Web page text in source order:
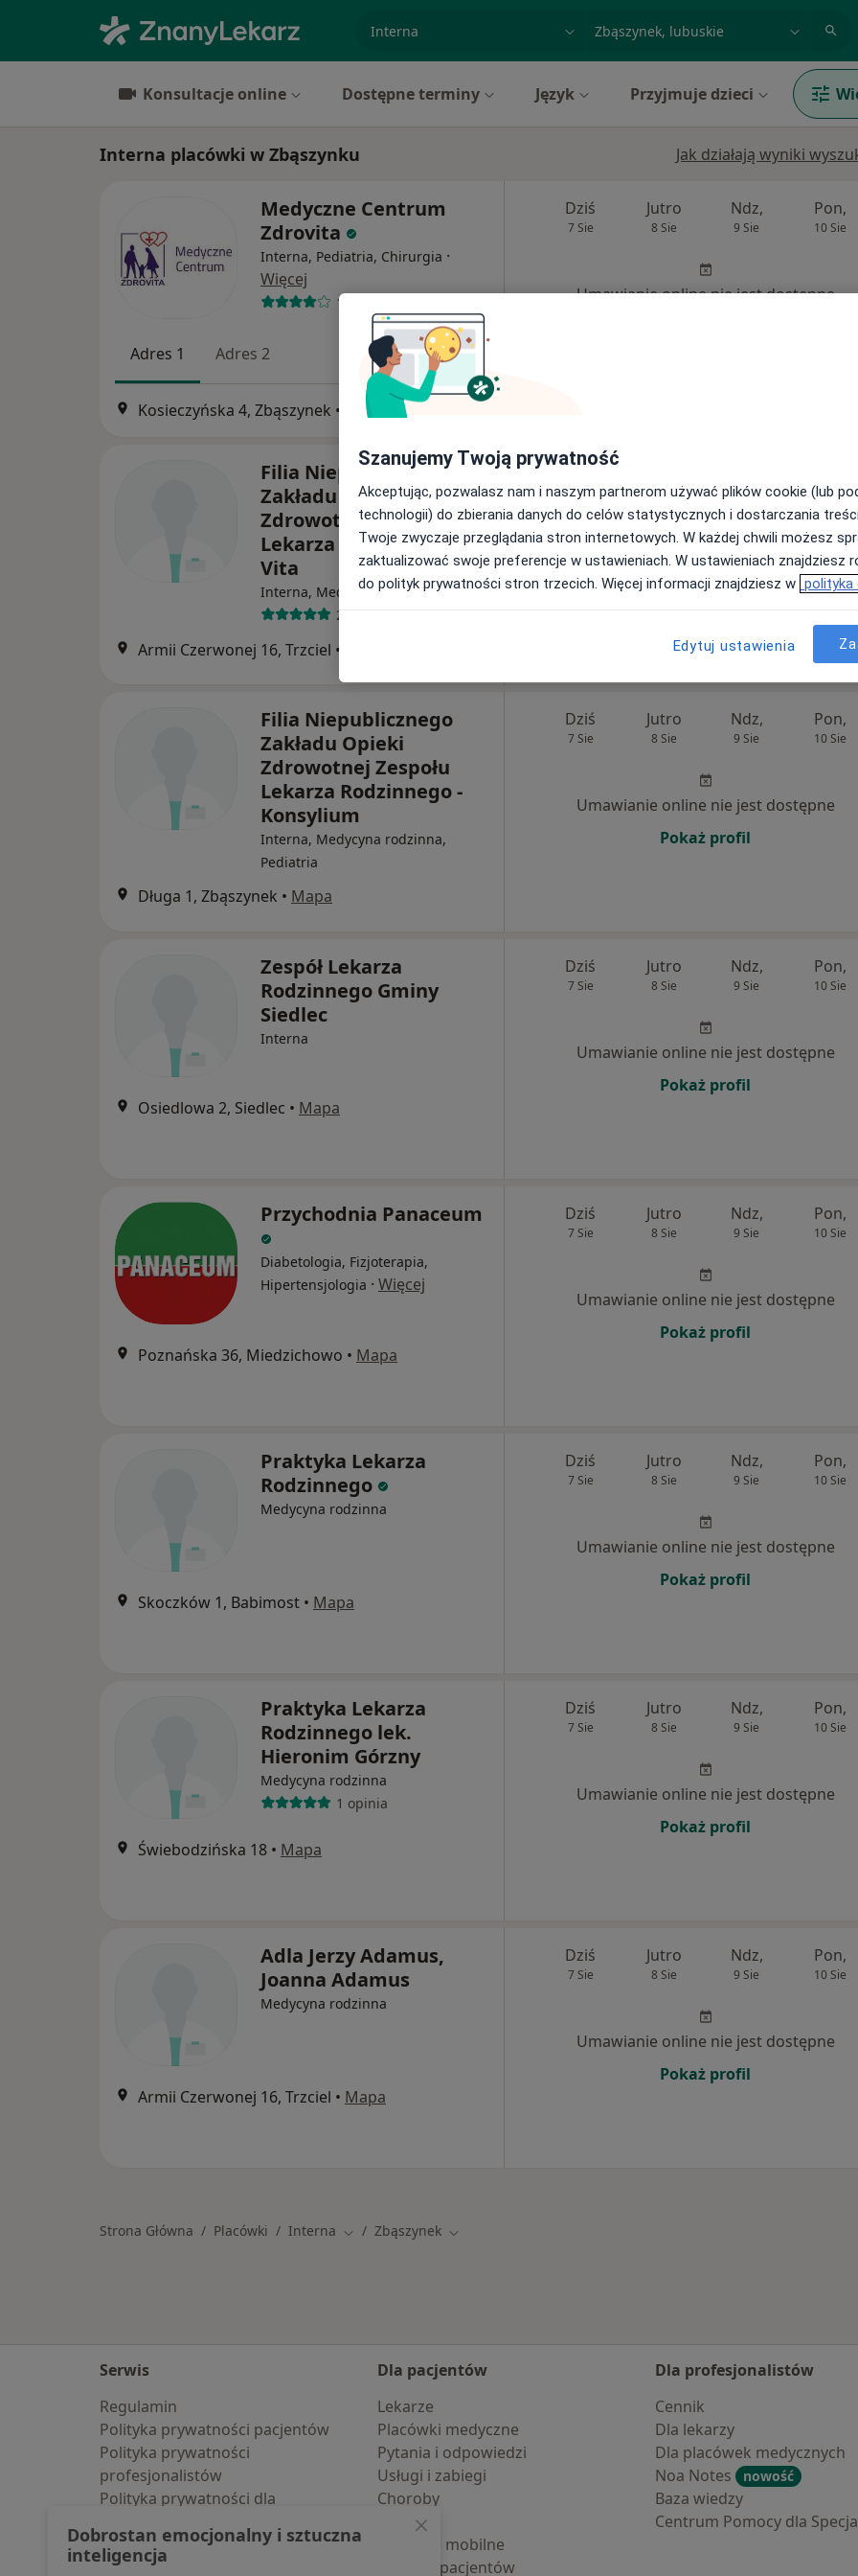
Konsultacje online Dostępne terminy Język Przyjmuje dzieci
Interna placówki w Zbąszynku Jak działają wyniki
Medyczne Centrum
Zdrovita
Interna, Pediatria, Chirurgia ·
Więcej
19 opinii
Adres 1 Adres 2
Kosieczyńska 4, Zbąszynek • Mapa
Dziś
7 Sie
Jutro
8 Sie
Ndz,
9 Sie
Pon,
10 Sie
Umawianie online nie jest dostępne
Filia Niepublicznego
Zakładu Opieki
Zdrowotnej Poradnia
Lekarza Rodzinnego
Vita
Interna, Medycyna rodzinna
2 opinie
Armii Czerwonej 16, Trzciel •
Dziś
7 Sie 8 Sie 9 Sie 10 Sie
Umawianie online nie jest dostępne
Pokaż profil
Filia Niepublicznego
Zakładu Opieki
Zdrowotnej Zespołu
Lekarza Rodzinnego -
Konsylium
Interna, Medycyna rodzinna,
Pediatria
Długa 1, Zbąszynek • Mapa
Dziś
7 Sie
Jutro
8 Sie
Ndz,
9 Sie
Pon,
10 Sie
Umawianie online nie jest dostępne
Pokaż profil
Zespół Lekarza
Rodzinnego Gminy
Siedlec
Interna
Osiedlowa 2, Siedlec • Mapa
Dziś
7 Sie
Jutro
8 Sie
Ndz,
9 Sie
Pon,
10 Sie
Umawianie online nie jest dostępne
Pokaż profil
Przychodnia Panaceum
Diabetologia, Fizjoterapia,
Hipertensjologia · Więcej
Poznańska 36, Miedzichowo • Mapa
Dziś
7 Sie
Jutro
8 Sie
Ndz,
9 Sie
Pon,
10 Sie
Umawianie online nie jest dostępne
Pokaż profil
Praktyka Lekarza
Rodzinnego
Medycyna rodzinna
Skoczków 1, Babimost • Mapa
Dziś
7 Sie
Jutro
8 Sie
Ndz,
9 Sie
Pon,
10 Sie
Umawianie online nie jest dostępne
Pokaż profil
Praktyka Lekarza
Rodzinnego lek.
Hieronim Górzny
Medycyna rodzinna
1 opinia
Świebodzińska 18 • Mapa
Dziś
7 Sie
Jutro
8 Sie
Ndz,
9 Sie
Pon,
10 Sie
Umawianie online nie jest dostępne
Pokaż profil
Adla Jerzy Adamus,
Joanna Adamus
Medycyna rodzinna
Armii Czerwonej 16, Trzciel • Mapa
Dziś
7 Sie
Jutro
8 Sie
Ndz,
9 Sie
Pon,
10 Sie
Umawianie online nie jest dostępne
Pokaż profil
Strona Główna Placówki Interna Zmień miasto
Zbąszynek Zmień miasto
Serwis
Regulamin
Polityka prywatności pacjentów
Polityka prywatności
profesjonalistów
Polityka prywatności dla
pozyskaliśmy samodzielnie
Polityka cookies
Dla pacjentów
Lekarze
Placówki medyczne
Pytania i odpowiedzi
Usługi i zabiegi
Choroby
Pomoc
Aplikacje mobilne
Blog dla pacjentów
Dla profesjonalistów
Cennik
Dla lekarzy
Dla placówek medycznych
Noa Notes
nowość
Baza wiedzy
Centrum Pomocy dla
Szanujemy Twoją prywatność
Akceptując, pozwalasz nam i naszym partnerom używać plików cookie (lub
technologii) do zbierania danych do celów statystycznych i dostarczania
Twoje zwyczaje przeglądania stron internetowych. W każdej chwili możesz
zaktualizować swoje preferencje w ustawieniach. W ustawieniach znajdziesz
do polityk prywatności stron trzecich. Więcej informacji znajdziesz w polityka
Edytuj ustawienia
Dobrostan emocjonalny i sztuczna
inteligencja